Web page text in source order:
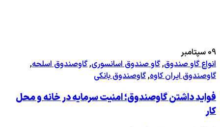
09 سپتامبر
انواع گاو صندوق,گاو صندوق اسانسوری,گاوصندوق اسلحه,
گاوصندوق ایران کاوه,گاوصندوق بانکی
فواید داشتن گاوصندوق؛ امنیت سرمایه در خانه و محل
کار